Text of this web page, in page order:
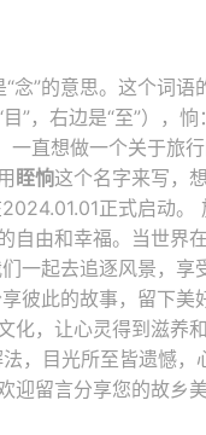
念”的意思。这个词语
”，右边是“至”），
一直想做一个关于旅
眰恦这个名字来写，
正式启动。
自由和幸福。当世界
一起去追逐风景，享
彼此的故事，留下美
化，让心灵得到滋养
，目光所至皆遗憾，
迎留言分享您的故乡